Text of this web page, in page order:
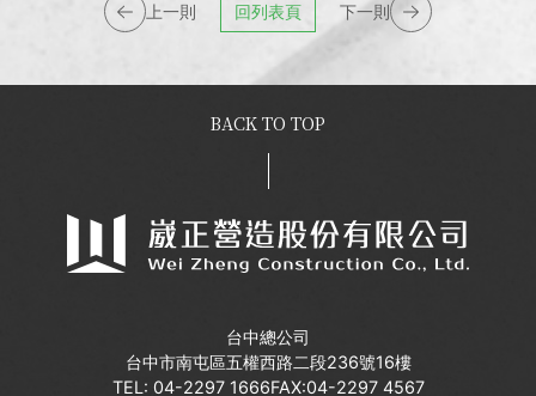
上一則 回列表頁 下一則
台中總公司
台中市南屯區五權西路二段236號16樓
TEL: 04-2297 1666FAX:04-2297 4567
BACK TO TOP